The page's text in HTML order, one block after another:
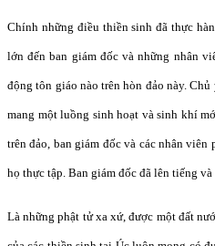
Chính những điều thiền sinhđãthực hà
lớn đến ban giám đốc và những nhân
động tôn giáo nào trên hòn đảo này. Chủ
mang một luồng sinh hoạt và sinh khí m
trênđảo, ban giám đốc và các nhân viên
họ thực tập. Ban giám đốc đã lên tiếng và
Là những phật tửxa xứ, được một đất